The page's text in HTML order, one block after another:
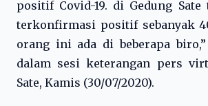
positif Covid-19. di Gedung Sate
terkonfirmasi positif sebanyak
orang ini ada di beberapa
dalam sesi keterangan pers
Sate, Kamis (30/07/2020).